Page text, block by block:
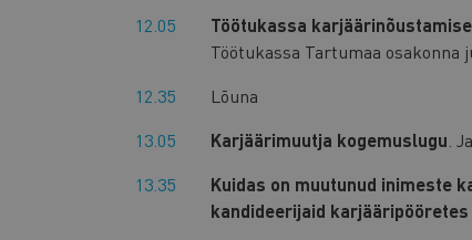
12.05
Töötukassa
Töötukassa Tartumaa
12.35
Lõuna
13.05
Karjäärimuutja kogemuslugu .
13.35
Kuidas on muutunud inimeste
kandideerijaid karjääripööretes